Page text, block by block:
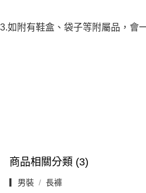
3.如附有鞋盒、袋子等附屬品，會
商品相關分類 (3)
▎男裝 長褲